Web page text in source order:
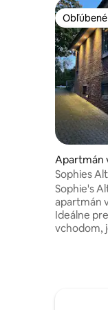
Apartmán
Sophies
zelené a
Sophie's
apartmán
Ideálne
vchodom,